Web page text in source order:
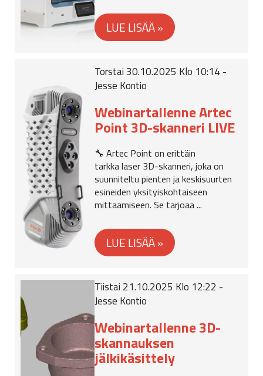
Torstai 30.10.2025 Klo 10:14 -
Jesse Kontio
Webinartallenne Artec
Point 3D-skanneri LIVE
🔧 Artec Point on erittäin
tarkka laser 3D-skanneri, joka on
suunniteltu pienten ja keskisuurten
esineiden yksityiskohtaiseen
mittaamiseen. Se tarjoaa ...
Tiistai 21.10.2025 Klo 12:22 -
Jesse Kontio
Webinartallenne 3D-
skannauksen
jälkikäsittely